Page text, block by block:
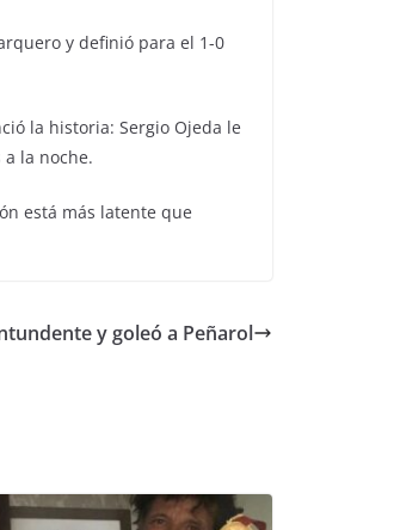
y definió para el 1-0
la historia: Sergio Ojeda le
la noche.
está más latente que
y goleó a Peñarol